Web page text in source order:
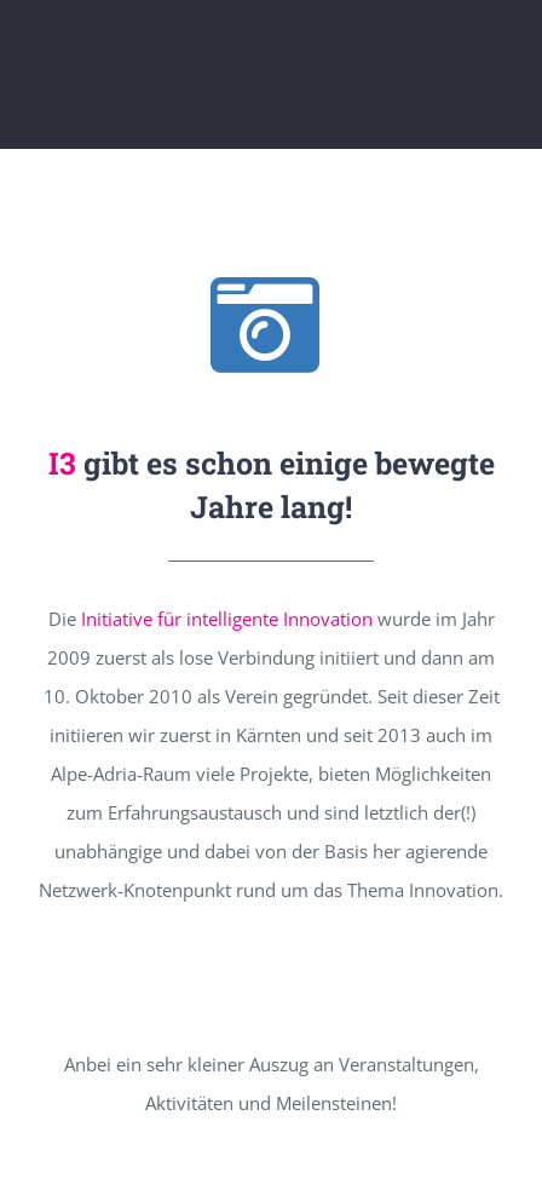
I3 gibt es schon einige bewegte
Jahre lang!
Die Initiative für intelligente Innovation wurde im Jahr
2009 zuerst als lose Verbindung initiiert und dann am
10. Oktober 2010 als Verein gegründet. Seit dieser Zeit
initiieren wir zuerst in Kärnten und seit 2013 auch im
Alpe-Adria-Raum viele Projekte, bieten Möglichkeiten
zum Erfahrungsaustausch und sind letztlich der(!)
unabhängige und dabei von der Basis her agierende
Netzwerk-Knotenpunkt rund um das Thema Innovation.
Anbei ein sehr kleiner Auszug an Veranstaltungen,
Aktivitäten und Meilensteinen!